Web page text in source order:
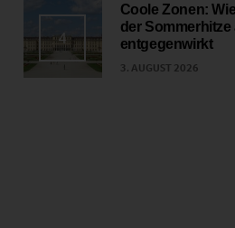
4
Coole Zonen:
der Sommerhitze
entgegenwirkt
3. AUGUST 2026